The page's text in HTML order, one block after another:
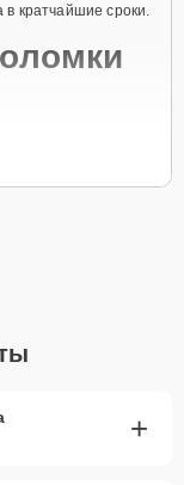
кратчайшие сроки.
и ремонт.
+